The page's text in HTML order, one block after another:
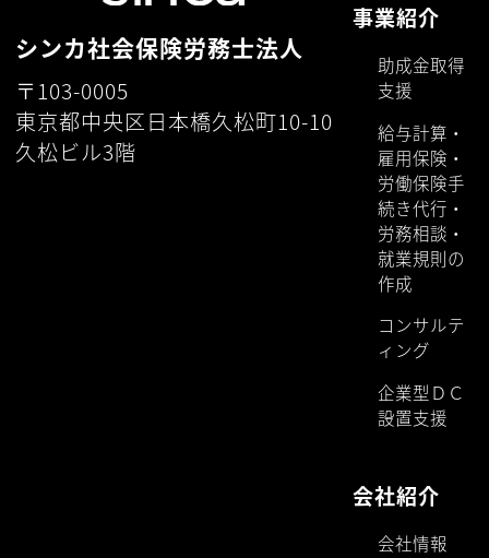
シンカ社会保険労務士法人
〒103-0005
東京都中央区日本橋久松町10-10
久松ビル3階
事業紹介
助成金取得
支援
給与計算・
雇用保険・
労働保険手
続き代行・
労務相談・
就業規則の
作成
コンサルテ
ィング
企業型ＤＣ
設置支援
会社紹介
会社情報